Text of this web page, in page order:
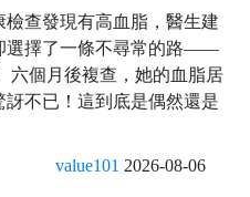
查發現有高血脂，醫生建
選擇了一條不尋常的路——
六個月後複查，她的血脂居
不已！這到底是偶然還是
value101 2026-08-06